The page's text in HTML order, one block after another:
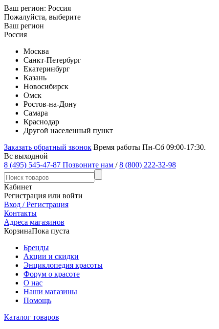
Ваш регион: Россия
Пожалуйста, выберите
Ваш регион
Россия
Москва
Санкт-Петербург
Екатеринбург
Казань
Новосибирск
Омск
Ростов-на-Дону
Самара
Краснодар
Другой населенный пункт
Заказать обратный звонок Время работы Пн-Сб 09:00-17:30.
Вс выходной
8 (495) 545-47-87 Позвоните нам / 8 (800) 222-32-98
Кабинет
Регистрация или войти
Вход / Регистрация
Контакты
Адреса магазинов
КорзинаПока пуста
Бренды
Акции и скидки
Энциклопедия красоты
Форум о красоте
О нас
Наши магазины
Помощь
Каталог товаров